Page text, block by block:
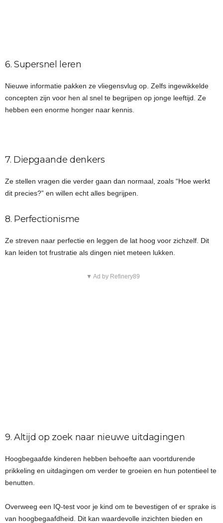
6. Supersnel leren
Nieuwe informatie pakken ze vliegensvlug op. Zelfs ingewikkelde
concepten zijn voor hen al snel te begrijpen op jonge leeftijd. Ze
hebben een enorme honger naar kennis.
7. Diepgaande denkers
Ze stellen vragen die verder gaan dan normaal, zoals “Hoe werkt
dit precies?” en willen echt alles begrijpen.
8. Perfectionisme
Ze streven naar perfectie en leggen de lat hoog voor zichzelf. Dit
kan leiden tot frustratie als dingen niet meteen lukken.
▼ Ad by Refinery89
9. Altijd op zoek naar nieuwe uitdagingen
Hoogbegaafde kinderen hebben behoefte aan voortdurende
prikkeling en uitdagingen om verder te groeien en hun potentieel te
benutten.
Overweeg een IQ-test voor je kind om te bevestigen of er sprake is
van hoogbegaafdheid. Dit kan waardevolle inzichten bieden en